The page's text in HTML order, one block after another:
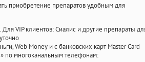
приобретение препаратов удобным для
VIP клиентов: Сиалис и другие препараты
Web Money и с банковских карт Master Card
» по многоканальным телефонам: